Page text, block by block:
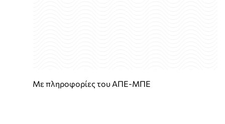
Με πληροφορίες του ΑΠΕ-ΜΠΕ